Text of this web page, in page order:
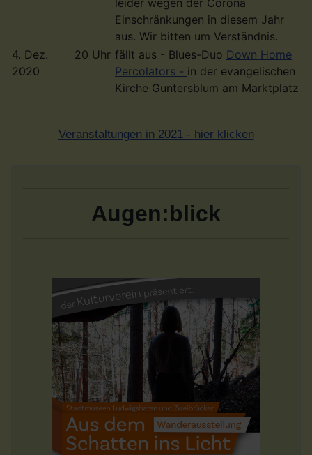
leider wegen der Corona
Einschränkungen in diesem Jahr
aus. Wir bitten um Verständnis.
4. Dez.
2020
20 Uhr fällt aus - Blues-Duo Down Home
Percolators - in der evangelischen
Kirche Guntersblum am Marktplatz
Veranstaltungen in 2021 - hier klicken
Augen:blick